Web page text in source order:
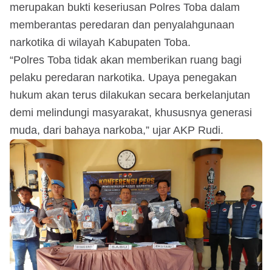
merupakan bukti keseriusan Polres Toba dalam
memberantas peredaran dan penyalahgunaan
narkotika di wilayah Kabupaten Toba.
“Polres Toba tidak akan memberikan ruang bagi
pelaku peredaran narkotika. Upaya penegakan
hukum akan terus dilakukan secara berkelanjutan
demi melindungi masyarakat, khususnya generasi
muda, dari bahaya narkoba,” ujar AKP Rudi.